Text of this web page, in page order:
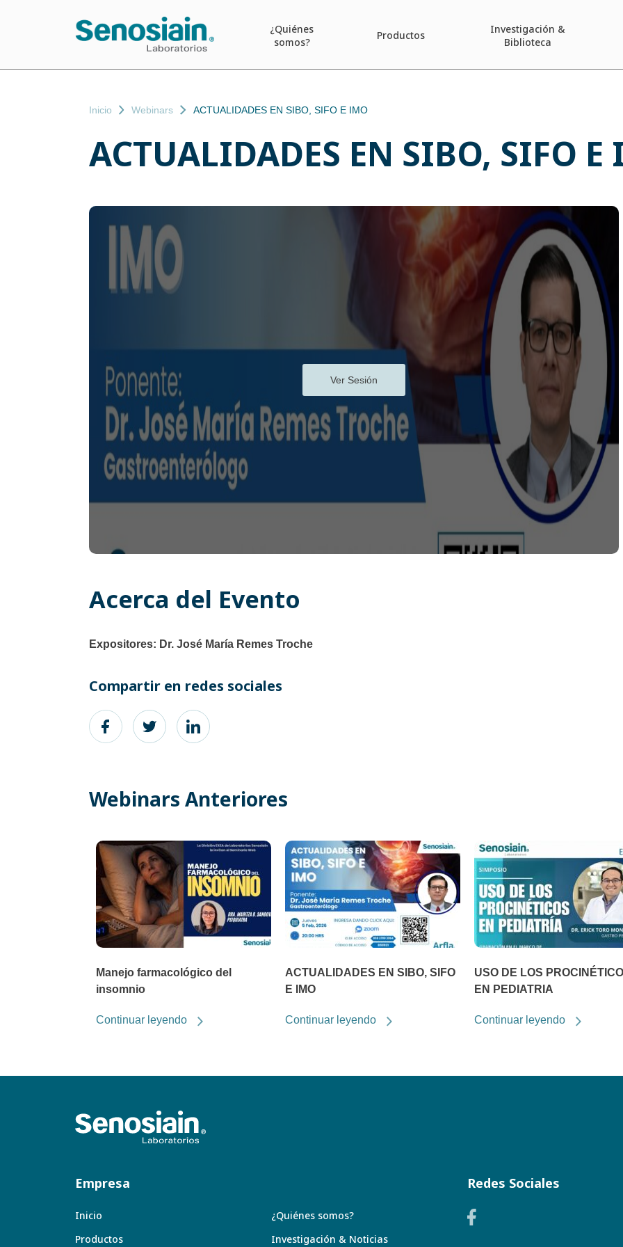
¿Quiénes
somos?
Productos
Investigación &
Biblioteca
Inicio Webinars ACTUALIDADES EN SIBO, SIFO E IMO
ACTUALIDADES EN SIBO, SIFO E
Ver Sesión
Acerca del Evento
Expositores: Dr. José María Remes Troche
Compartir en redes sociales
Webinars Anteriores
Manejo farmacológico del
insomnio
Continuar leyendo
ACTUALIDADES EN SIBO, SIFO
E IMO
Continuar leyendo
USO DE LOS
EN PEDIATRIA
Continuar leyendo
Empresa
Inicio
¿Quiénes somos?
Productos
Investigación & Noticias
Redes Sociales